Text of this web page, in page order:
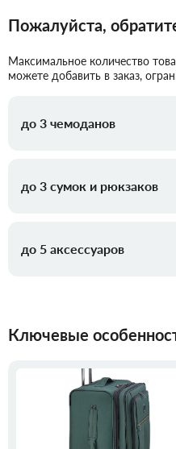
Пожалуйста,
Максимальное количество
можете добавить в заказ,
до 3 чемоданов
до 3 сумок и рюкзаков
до 5 аксессуаров
Ключевые